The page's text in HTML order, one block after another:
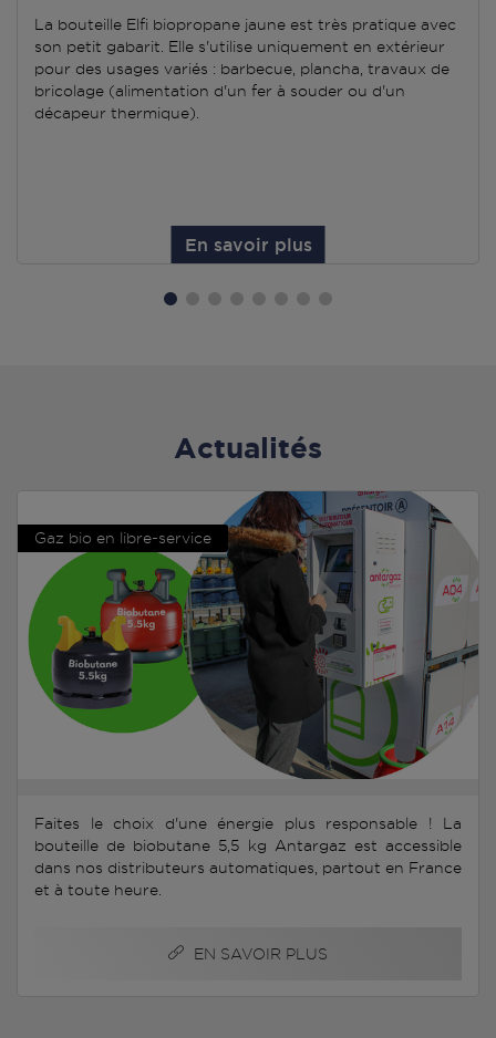
La bouteille Elfi biopropane jaune est très pratique avec
son petit gabarit. Elle s'utilise uniquement en extérieur
pour des usages variés : barbecue, plancha, travaux de
bricolage (alimentation d'un fer à souder ou d'un
décapeur thermique).
En savoir plus
Actualités
Gaz bio en libre-service
Faites le choix d'une énergie plus responsable ! La
bouteille de biobutane 5,5 kg Antargaz est accessible
dans nos distributeurs automatiques, partout en France
et à toute heure.
EN SAVOIR PLUS